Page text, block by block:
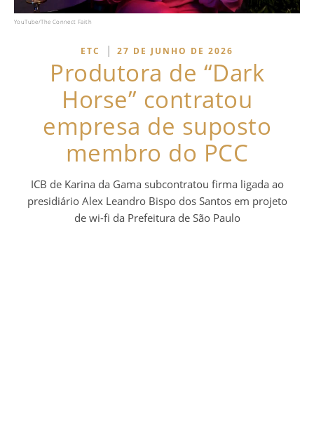
YouTube/The Connect Faith
ETC | 27 DE JUNHO DE 2026
Produtora de “Dark
Horse” contratou
empresa de suposto
membro do PCC
ICB de Karina da Gama subcontratou firma ligada ao
presidiário Alex Leandro Bispo dos Santos em projeto
de wi-fi da Prefeitura de São Paulo